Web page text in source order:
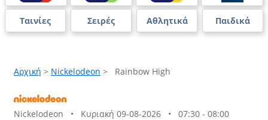
Ταινίες Σειρές Αθλητικά Παιδικά
Αρχική > Nickelodeon > Rainbow High
Nickelodeon • Κυριακή 09-08-2026 • 07:30 - 08:00